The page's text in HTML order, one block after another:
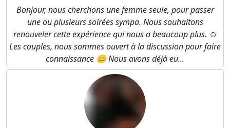
Bonjour, nous cherchons une femme seule, pour passer
une ou plusieurs soirées sympa. Nous souhaitons
renouveler cette expérience qui nous a beaucoup plus. ☺️
Les couples, nous sommes ouvert à la discussion pour faire
connaissance 😊 Nous avons déjà eu...